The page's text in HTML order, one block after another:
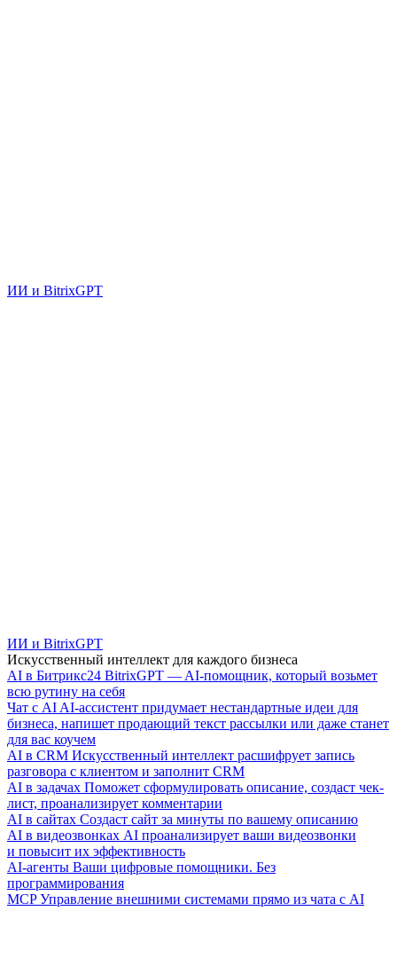
ИИ и BitrixGPT
ИИ и BitrixGPT
Искусственный интеллект для каждого бизнеса
AI в Битрикс24 BitrixGPT — AI-помощник, который возьмет
всю рутину на себя
Чат с AI AI-ассистент придумает нестандартные идеи для
бизнеса, напишет продающий текст рассылки или даже станет
для вас коучем
AI в CRM Искусственный интеллект расшифрует запись
разговора с клиентом и заполнит CRM
AI в задачах Поможет сформулировать описание, создаст чек-
лист, проанализирует комментарии
AI в сайтах Создаст сайт за минуты по вашему описанию
AI в видеозвонках AI проанализирует ваши видеозвонки
и повысит их эффективность
AI-агенты Ваши цифровые помощники. Без
программирования
MCP Управление внешними системами прямо из чата с AI